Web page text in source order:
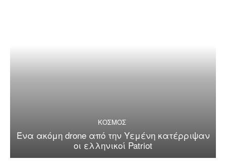
ΚΟΣΜΟΣ
Ένα ακόμη drone από την Υεμένη κατέρριψαν
οι ελληνικοί Patriot